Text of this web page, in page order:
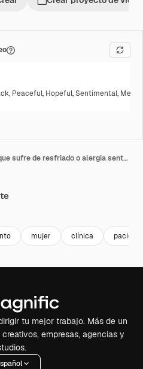
, Peaceful, Hopeful,Sentimental,
Mujer enferma enferma que sufre de resfriado o alergia sentada en el sofá de casa estornuda limpia el moco en la servilleta
mujer clínica paciente
tu mejor trabajo. Más de un
empresas, agencias y